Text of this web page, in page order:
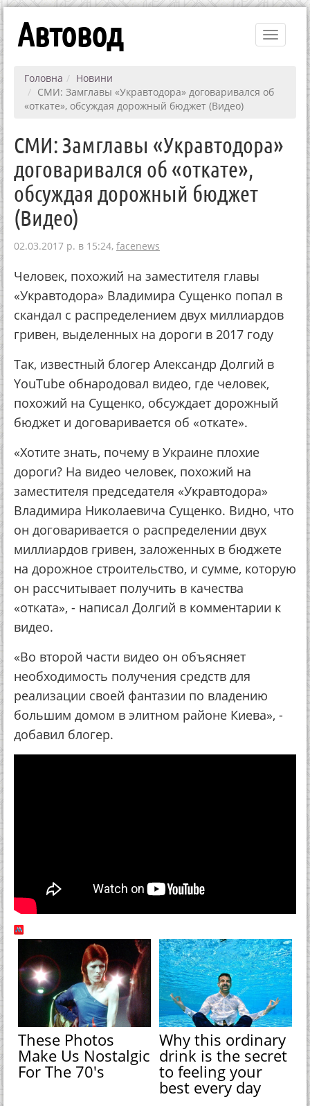
Toggle
Автовод
Головна
Новини
СМИ: Замглавы «Укравтодора» договаривался об
«откате», обсуждая дорожный бюджет (Видео)
СМИ: Замглавы «Укравтодора»
договаривался об «откате»,
обсуждая дорожный бюджет
(Видео)
02.03.2017 р. в 15:24, facenews
Человек, похожий на заместителя главы
«Укравтодора» Владимира Сущенко попал в
скандал с распределением двух миллиардов
гривен, выделенных на дороги в 2017 году
Так, известный блогер Александр Долгий в
YouTube обнародовал видео, где человек,
похожий на Сущенко, обсуждает дорожный
бюджет и договаривается об «откате».
«Хотите знать, почему в Украине плохие
дороги? На видео человек, похожий на
заместителя председателя «Укравтодора»
Владимира Николаевича Сущенко. Видно, что
он договаривается о распределении двух
миллиардов гривен, заложенных в бюджете
на дорожное строительство, и сумме, которую
он рассчитывает получить в качества
«отката», - написал Долгий в комментарии к
видео.
«Во второй части видео он объясняет
необходимость получения средств для
реализации своей фантазии по владению
большим домом в элитном районе Киева», -
добавил блогер.
These Photos
Make Us Nostalgic
For The 70's
Why this ordinary
drink is the secret
to feeling your
best every day